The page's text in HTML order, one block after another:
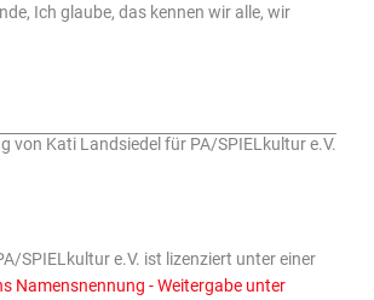
Ich glaube, das kennen wir alle, wir
von Kati Landsiedel für PA/SPIELkultur e.V.
SPIELkultur e.V. ist lizenziert unter einer
Namensnennung - Weitergabe unter